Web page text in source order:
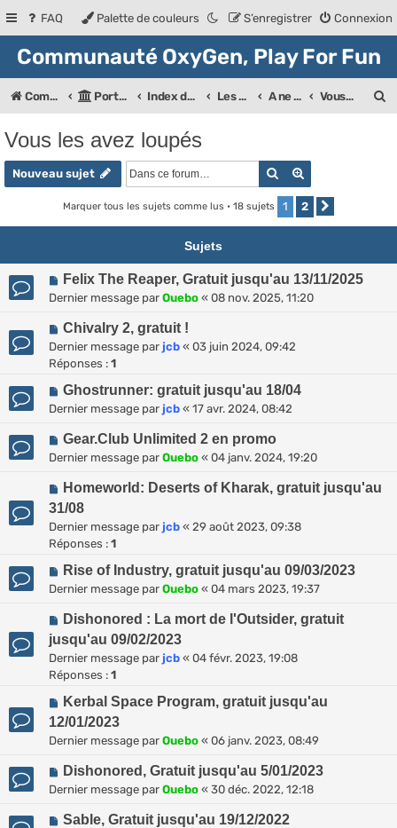
FAQ Connexion
S’enregistrer
Palette de couleurs
Communauté OxyGen, Play For Fun
Communauté OXyGeN Portail Index des forums Les Forums de la communauté A ne pas louper... Vous les avez loupés
r
Vous les avez loupés
Nouveau sujet Rechercher
Marquer tous les sujets comme lus • 18 sujets 1 2
Sujets
Felix The Reaper, Gratuit jusqu'au 13/11/2025
Dernier message par Ouebo « 08 nov. 2025, 11:20
Chivalry 2, gratuit !
Dernier message par jcb « 03 juin 2024, 09:42
Réponses : 1
Ghostrunner: gratuit jusqu'au 18/04
Dernier message par jcb « 17 avr. 2024, 08:42
Gear.Club Unlimited 2 en promo
Dernier message par Ouebo « 04 janv. 2024, 19:20
Homeworld: Deserts of Kharak, gratuit jusqu'au
31/08
Dernier message par jcb « 29 août 2023, 09:38
Réponses : 1
Rise of Industry, gratuit jusqu'au 09/03/2023
Dernier message par Ouebo « 04 mars 2023, 19:37
Dishonored : La mort de l'Outsider, gratuit
jusqu'au 09/02/2023
Dernier message par jcb « 04 févr. 2023, 19:08
Réponses : 1
Kerbal Space Program, gratuit jusqu'au
12/01/2023
Dernier message par Ouebo « 06 janv. 2023, 08:49
Dishonored, Gratuit jusqu'au 5/01/2023
Dernier message par Ouebo « 30 déc. 2022, 12:18
Sable, Gratuit jusqu'au 19/12/2022